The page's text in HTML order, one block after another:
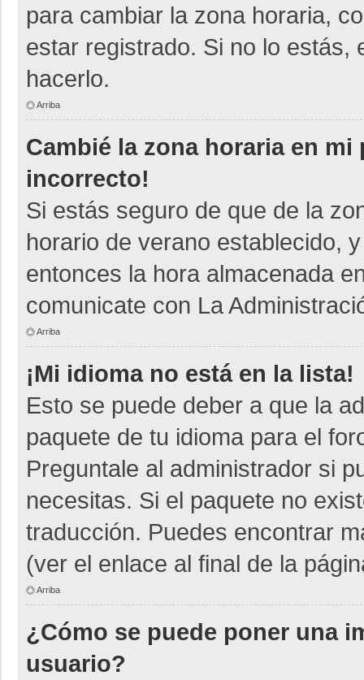
para cambiar la zona horaria,
estar registrado. Si no lo estás,
hacerlo.
Arriba
Cambié la zona horaria en
incorrecto!
Si estás seguro de que de la
horario de verano establecido,
entonces la hora almacenada
comunicate con La
Arriba
¡Mi idioma no está en la lista!
Esto se puede deber a que la
paquete de tu idioma para el
Preguntale al administrador si
necesitas. Si el paquete no
traducción. Puedes encontrar
(ver el enlace al final de la
Arriba
¿Cómo se puede poner una
usuario?